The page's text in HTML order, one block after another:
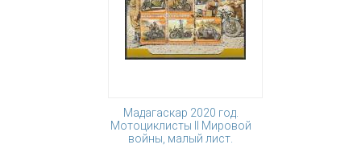
Мадагаскар 2020 год.
Мотоциклисты II Мировой
войны, малый лист.